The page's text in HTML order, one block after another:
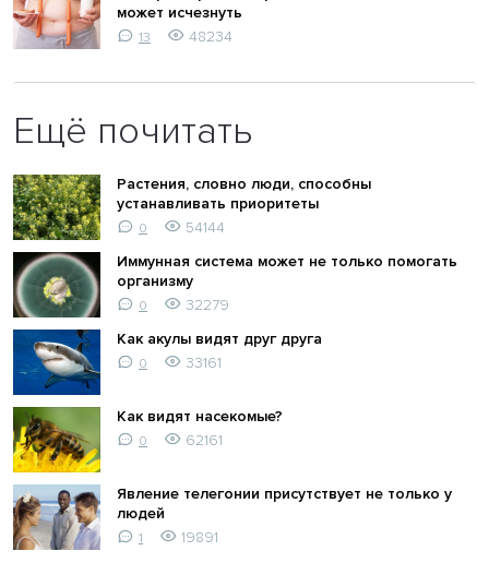
может исчезнуть
13 48234
Ещё почитать
Растения, словно люди, способны
устанавливать приоритеты
0
54144
Иммунная система может не только помогать
организму
0
32279
Как акулы видят друг друга
0 33161
Как видят насекомые?
0 62161
Явление телегонии присутствует не только у
людей
1 19891